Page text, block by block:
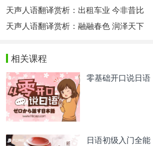
天声人语翻译赏析：出租车业 今非昔比
天声人语翻译赏析：融融春色 润泽天下
相关课程
零基础开口说日语
日语初级入门全能